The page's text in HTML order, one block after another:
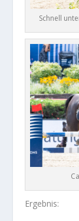
Schnell
Ergebnis: